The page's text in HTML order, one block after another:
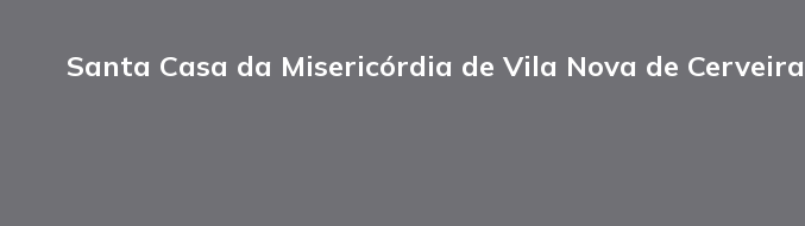
Santa Casa da Misericórdia de Vila Nova de Cerveira